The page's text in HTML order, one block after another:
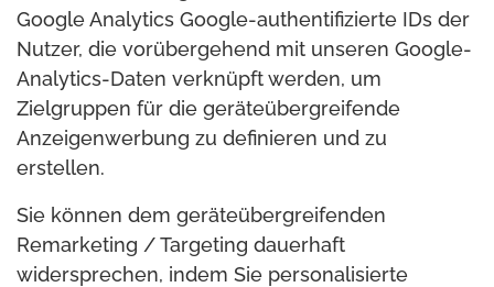
Google Analytics Google-authentifizierte IDs der
Nutzer, die vorübergehend mit unseren Google-
Analytics-Daten verknüpft werden, um
Zielgruppen für die geräteübergreifende
Anzeigenwerbung zu definieren und zu
erstellen.
Sie können dem geräteübergreifenden
Remarketing / Targeting dauerhaft
widersprechen, indem Sie personalisierte